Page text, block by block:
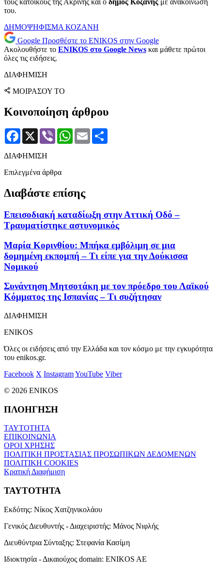
τους κατοίκους της Ακρινής και ο δήμος Κοζάνης με ανακοίνωσή
του.
ΔΗΜΟΨΗΦΙΣΜΑ ΚΟΖΑΝΗ
Google Προσθέστε το ENIKOS στην Google
Ακολουθήστε το ENIKOS στο Google News και μάθετε πρώτοι
όλες τις ειδήσεις.
ΔΙΑΦΗΜΙΣΗ
ΜΟΙΡΑΣΟΥ ΤΟ
Κοινοποίηση άρθρου
Facebook
X Viber WhatsApp
Email
ΔΙΑΦΗΜΙΣΗ
Επιλεγμένα άρθρα
Διαβάστε επίσης
Επεισοδιακή καταδίωξη στην Αττική Οδό –
Τραυματίστηκε αστυνομικός
Μαρία Κορινθίου: Μπήκα εμβόλιμη σε μια
δομημένη εκπομπή – Τι είπε για την Δούκισσα
Νομικού
Συνάντηση Μητσοτάκη με τον πρόεδρο του Λαϊκού
Κόμματος της Ισπανίας – Τι συζήτησαν
ΔΙΑΦΗΜΙΣΗ
ENIKOS
Όλες οι ειδήσεις από την Ελλάδα και τον κόσμο με την εγκυρότητα
του enikos.gr.
Facebook X InstagramYouTube Viber
© 2026 ENIKOS
ΠΛΟΗΓΗΣΗ
ΤΑΥΤΟΤΗΤΑ
ΕΠΙΚΟΙΝΩΝΙΑ
ΟΡΟΙ ΧΡΗΣΗΣ
ΠΟΛΙΤΙΚΗ ΠΡΟΣΤΑΣΙΑΣ ΠΡΟΣΩΠΙΚΩΝ ΔΕΔΟΜΕΝΩΝ
ΠΟΛΙΤΙΚΗ COOKIES
Κρατική Διαφήμιση
ΤΑΥΤΟΤΗΤΑ
Εκδότης: Νίκος Χατζηνικολάου
Γενικός Διευθυντής - Διαχειριστής: Μάνος Νιφλής
Διευθύντρια Σύνταξης: Στεφανία Κασίμη
Ιδιοκτησία - Δικαιούχος domain: ENIKOS AE